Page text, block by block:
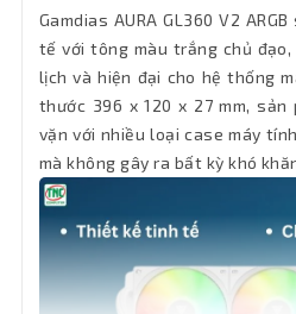
Bảo hành 24 tháng
Gamdias AURA GL360 V2
tế với tông màu trắng chủ
lịch và hiện đại cho hệ thống
thước 396 x 120 x 27 mm, sản
vặn với nhiều loại case máy
mà không gây ra bất kỳ khó